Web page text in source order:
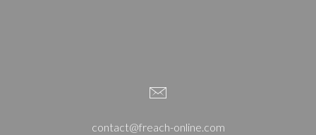
contact@freach-online.com